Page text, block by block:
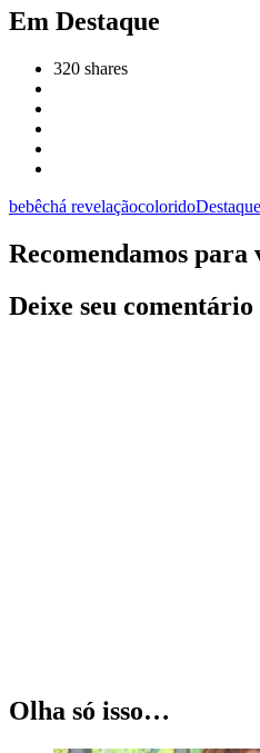
Em Destaque
320 shares
bebêchá revelaçãocolorido
Recomendamos para
Deixe seu comentário
Olha só isso…